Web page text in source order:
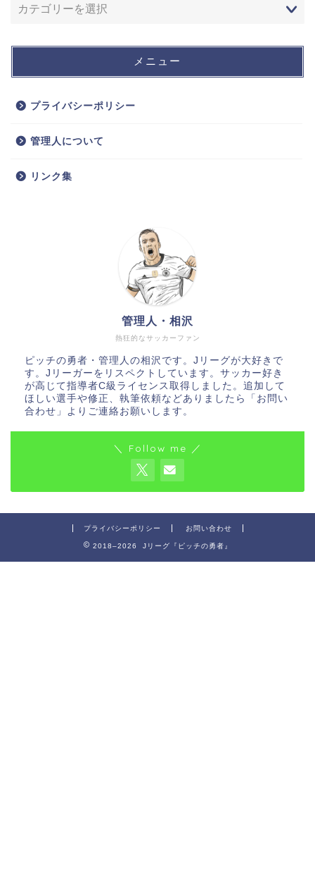
メニュー
プライバシーポリシー
管理人について
リンク集
熱狂的なサッカーファン
管理人・相沢
ピッチの勇者・管理人の相沢です。Jリーグが大好きで
す。Jリーガーをリスペクトしています。サッカー好き
が高じて指導者C級ライセンス取得しました。追加して
ほしい選手や修正、執筆依頼などありましたら「お問い
合わせ」よりご連絡お願いします。
＼ Follow me ／
プライバシーポリシー お問い合わせ
2018–2026 Jリーグ『ピッチの勇者』